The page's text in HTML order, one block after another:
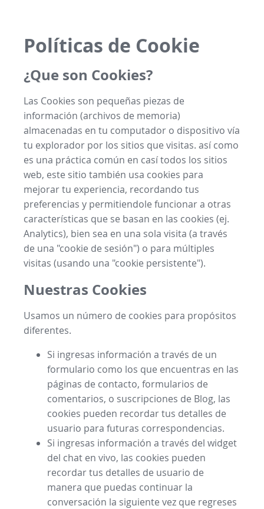
Políticas de Cookie
¿Que son Cookies?
Las Cookies son pequeñas piezas de
información (archivos de memoria)
almacenadas en tu computador o dispositivo vía
tu explorador por los sitios que visitas. así como
es una práctica común en casí todos los sitios
web, este sitio también usa cookies para
mejorar tu experiencia, recordando tus
preferencias y permitiendole funcionar a otras
características que se basan en las cookies (ej.
Analytics), bien sea en una sola visita (a través
de una "cookie de sesión") o para múltiples
visitas (usando una "cookie persistente").
Nuestras Cookies
Usamos un número de cookies para propósitos
diferentes.
Si ingresas información a través de un
formulario como los que encuentras en las
páginas de contacto, formularios de
comentarios, o suscripciones de Blog, las
cookies pueden recordar tus detalles de
usuario para futuras correspondencias.
Si ingresas información a través del widget
del chat en vivo, las cookies pueden
recordar tus detalles de usuario de
manera que puedas continuar la
conversación la siguiente vez que regreses